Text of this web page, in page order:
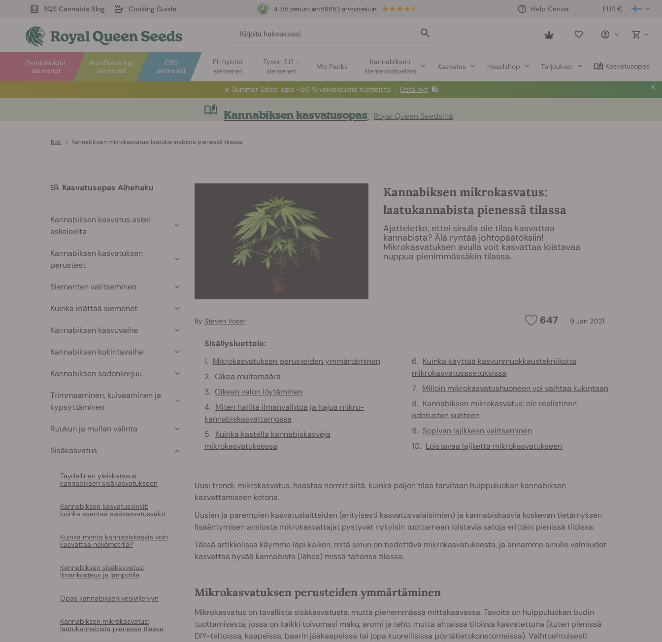
RQS Cannabis Blog Cooking Guide EUR €
Help Center
Saved
Autoflowering
siemenet
Feminisoidut
siemenet
CBD
siemenet
F1-hybrid
siemenet
Tyson 2.0 -
siemenet
Mix Packs
Kannabiksen
siemenkokoelma
Kasvatus Headshop Tarjoukset Kasvatusopas
4.7/5 perustuen 58653 arvosteluun
☀️ Summer Sales: jopa –50 % valikoiduista tuotteista! ⏤ Osta nyt 🛍️
Kannabiksen kasvatusopas Royal Queen Seedsiltä
Koti > Kannabiksen mikrokasvatus: laatukannabista pienessä tilassa
Kannabiksen mikrokasvatus:
laatukannabista pienessä tilassa
Ajatteletko, ettei sinulla ole tilaa kasvattaa
kannabista? Älä ryntää johtopäätöksiin!
Mikrokasvatuksen avulla voit kasvattaa loistavaa
nuppua pienimmässäkin tilassa.
647 9 Jan 2021
By Steven Voser
Sisällysluettelo:
Mikrokasvatuksen perusteiden ymmärtäminen
Oikea multamäärä
Oikean valon löytäminen
Miten hallita ilmanvaihtoa ja hajua mikro-
kannabiskasvattamossa
Kuinka kastella kannabiskasveja
mikrokasvatuksessa
Kuinka käyttää kasvunmuokkaustekniikoita
mikrokasvatusasetuksissa
Milloin mikrokasvatushuoneen voi vaihtaa kukintaan
Kannabiksen mikrokasvatus: ole realistinen
odotusten suhteen
Sopivan lajikkeen valitseminen
Loistavaa lajiketta mikrokasvatukseen
Uusi trendi, mikrokasvatus, haastaa normit siitä, kuinka paljon tilaa tarvitaan huippuluokan kannabiksen
kasvattamiseen kotona.
Uusien ja parempien kasvatuslaitteiden (erityisesti kasvatusvalaisimien) ja kannabiskasvia koskevan tietämyksen
lisääntymisen ansiosta mikrokasvattajat pystyvät nykyisin tuottamaan loistavia satoja erittäin pienissä tiloissa.
Tässä artikkelissa käymme läpi kaiken, mitä sinun on tiedettävä mikrokasvatuksesta, ja annamme sinulle valmiudet
kasvattaa hyvää kannabista (lähes) missä tahansa tilassa.
Mikrokasvatuksen perusteiden ymmärtäminen
Mikrokasvatus on tavallista sisäkasvatusta, mutta pienemmässä mittakaavassa. Tavoite on huippuluokan budin
tuottamisesta, jossa on kaikki toivomasi maku, aromi ja teho, mutta ahtaissa tiloissa kasvatettuna (kuten pienissä
DIY-teltoissa, kaapeissa, baarin jääkaapeissa tai jopa kuorellisissa pöytätietokonetorneissa). Vaihtoehtoisesti
Kasvatusopas Aihehaku
Kannabiksen kasvatus askel
askeleelta
Kannabiksen kasvatuksen
perusteet
Siementen valitseminen
Kuinka idättää siemenet
Kannabiksen kasvuvaihe
Kannabiksen kukintavaihe
Kannabiksen sadonkorjuu
Trimmaaminen, kuivaaminen ja
kypsyttäminen
Ruukun ja mullan valinta
Sisäkasvatus
Täydellinen yleiskatsaus
kannabiksen sisäkasvatukseen
Kannabiksen kasvatusvinkit:
kuinka asentaa sisäkasvatusvalot
Kuinka monta kannabiskasvia voin
kasvattaa neliömetrllä?
Kannabiksen sisäkasvatus:
Ilmankosteus ja lämpötila
Opas kannabiksen vesiviljelyyn
Kannabiksen mikrokasvatus:
laatukannabista pienessä tilassa